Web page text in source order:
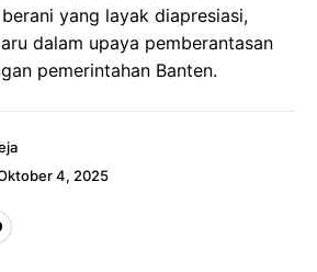
yang layak diapresiasi,
dalam upaya pemberantasan
pemerintahan Banten.
4, 2025